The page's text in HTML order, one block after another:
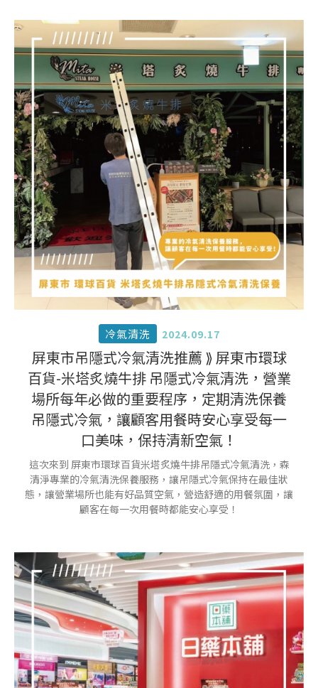
冷氣清洗 2024.09.17
屏東市吊隱式冷氣清洗推薦 ⟫ 屏東市環球
百貨-米塔炙燒牛排 吊隱式冷氣清洗，營業
場所每年必做的重要程序，定期清洗保養
吊隱式冷氣，讓顧客用餐時安心享受每一
口美味，保持清新空氣！
這次來到 屏東市環球百貨米塔炙燒牛排吊隱式冷氣清洗，森
清淨專業的冷氣清洗保養服務，讓吊隱式冷氣保持在最佳狀
態，讓營業場所也能有好品質空氣，營造舒適的用餐氛圍，讓
顧客在每一次用餐時都能安心享受！